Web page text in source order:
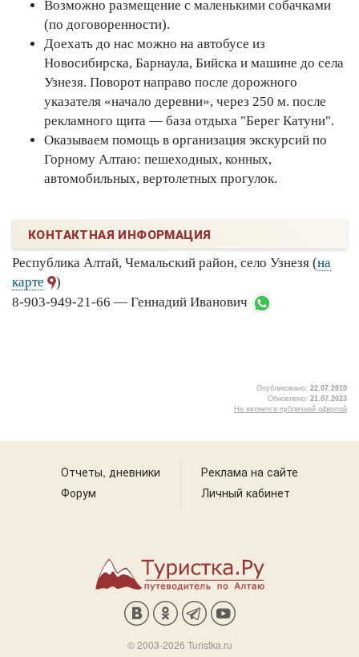
Возможно размещение с маленькими собачками
(по договоренности).
Доехать до нас можно на автобусе из
Новосибирска, Барнаула, Бийска и машине до села
Узнезя. Поворот направо после дорожного
указателя «начало деревни», через 250 м. после
рекламного щита — база отдыха "Берег Катуни".
Оказываем помощь в организация экскурсий по
Горному Алтаю: пешеходных, конных,
автомобильных, вертолетных прогулок.
КОНТАКТНАЯ ИНФОРМАЦИЯ
Республика Алтай, Чемальский район, село Узнезя (на
карте
)
8-903-949-21-66 — Геннадий Иванович
Опубликовано: 22.07.2010
Обновлено: 21.07.2023
Не является публичной офертой
Отчеты, дневники
Форум
Реклама на сайте
Личный кабинет
© 2003-2026 Turistka.ru